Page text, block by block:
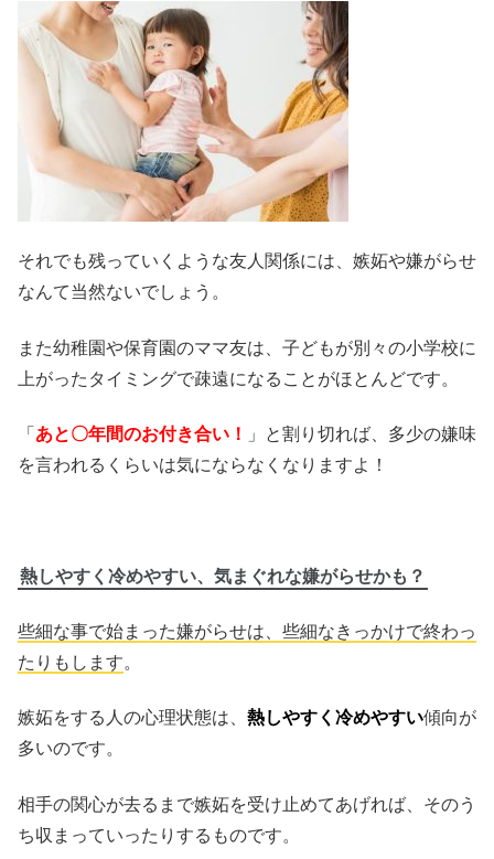
それでも残っていくような友人関係には、嫉妬や嫌がらせ
なんて当然ないでしょう。
また幼稚園や保育園のママ友は、子どもが別々の小学校に
上がったタイミングで疎遠になることがほとんどです。
「 あと〇年間のお付き合い！
」と割り切れば、多少の嫌味
を言われるくらいは気にならなくなりますよ！
熱しやすく冷めやすい、気まぐれな嫌がらせかも？
些細な事で始まった嫌がらせは、些細なきっかけで終わっ
たりもします。
嫉妬をする人の心理状態は、 熱しやすく冷めやすい傾向が
多いのです。
相手の関心が去るまで嫉妬を受け止めてあげれば、そのう
ち収まっていったりするものです。